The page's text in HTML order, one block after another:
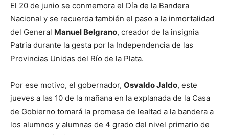
El 20 de junio se conmemora el Día de la Bandera
Nacional y se recuerda también el paso a la inmortalidad
del General Manuel Belgrano, creador de la insignia
Patria durante la gesta por la Independencia de las
Provincias Unidas del Río de la Plata.
Por ese motivo, el gobernador, Osvaldo Jaldo, este
jueves a las 10 de la mañana en la explanada de la Casa
de Gobierno tomará la promesa de lealtad a la bandera a
los alumnos y alumnas de 4 grado del nivel primario de